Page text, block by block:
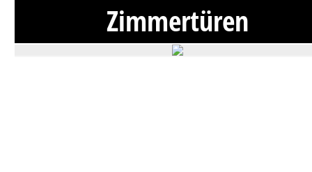
Zimmertüren